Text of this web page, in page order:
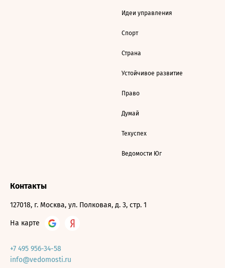
Идеи управления
Спорт
Страна
Устойчивое развитие
Право
Думай
Техуспех
Ведомости Юг
Контакты
127018, г. Москва, ул. Полковая, д. 3, стр. 1
На карте
+7 495 956-34-58
info@vedomosti.ru